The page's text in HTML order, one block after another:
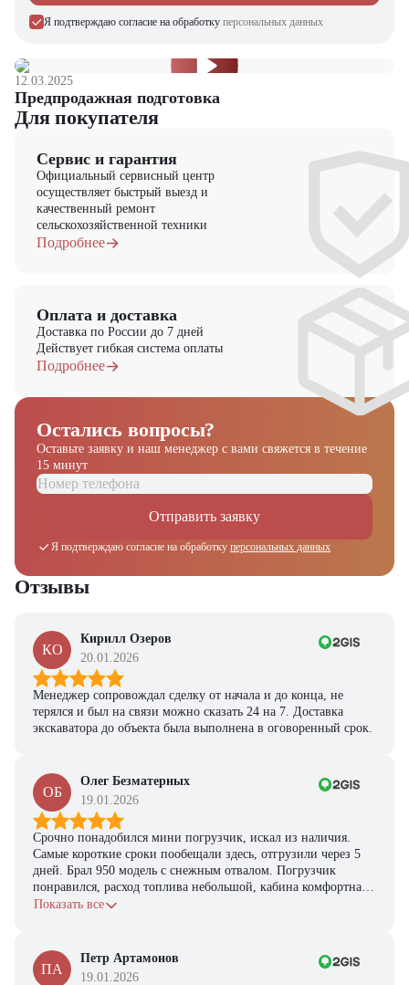
техники.
Компания является официальным дилером и предлагает новые
модели техники. На нашем сайте вы найдете широкий выбор
спецтехники, вилочной и малой складской техники, навесного
оборудования и запчастей.
Я подтверждаю согласие на обработку персональных данных
12.03.2025
Предпродажная подготовка
Для покупателя
Сервис и гарантия
Официальный сервисный центр
осуществляет быстрый выезд и
качественный ремонт
сельскохозяйственной техники
Подробнее
Оплата и доставка
Доставка по России до 7 дней
Действует гибкая система оплаты
Подробнее
Остались вопросы?
Оставьте заявку и наш менеджер с вами свяжется в течение
15 минут
Отправить заявку
Я подтверждаю согласие на обработку персональных данных
Отзывы
КО
Кирилл Озеров
20.01.2026
Менеджер сопровождал сделку от начала и до конца, не
терялся и был на связи можно сказать 24 на 7. Доставка
экскаватора до объекта была выполнена в оговоренный срок.
ОБ
Олег Безматерных
19.01.2026
Срочно понадобился мини погрузчик, искал из наличия.
Самые короткие сроки пообещали здесь, отгрузили через 5
дней. Брал 950 модель с снежным отвалом. Погрузчик
понравился, расход топлива небольшой, кабина комфортная,
с задачами справляется.
Показать все
ПА
Петр Артамонов
19.01.2026
Получите выгодное
предложение на спецтехнику
из наличия!
персональную подборку моделей и лучшие условия
Получить предложение